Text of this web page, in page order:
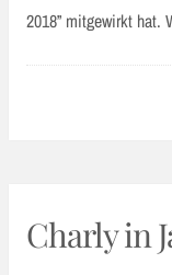
2018” mitgewirkt hat.
Charly in